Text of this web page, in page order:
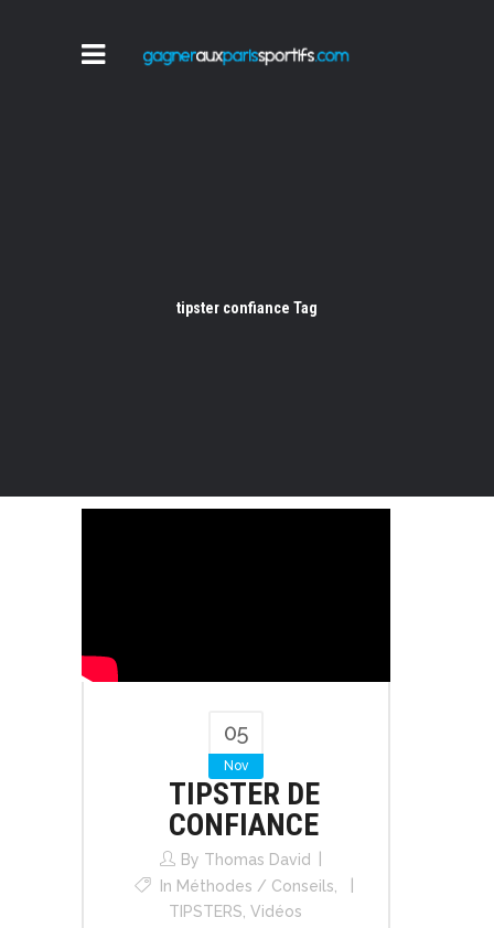
tipster confiance Tag
05
Nov
TIPSTER DE
CONFIANCE
By Thomas David
In Méthodes / Conseils,
TIPSTERS, Vidéos